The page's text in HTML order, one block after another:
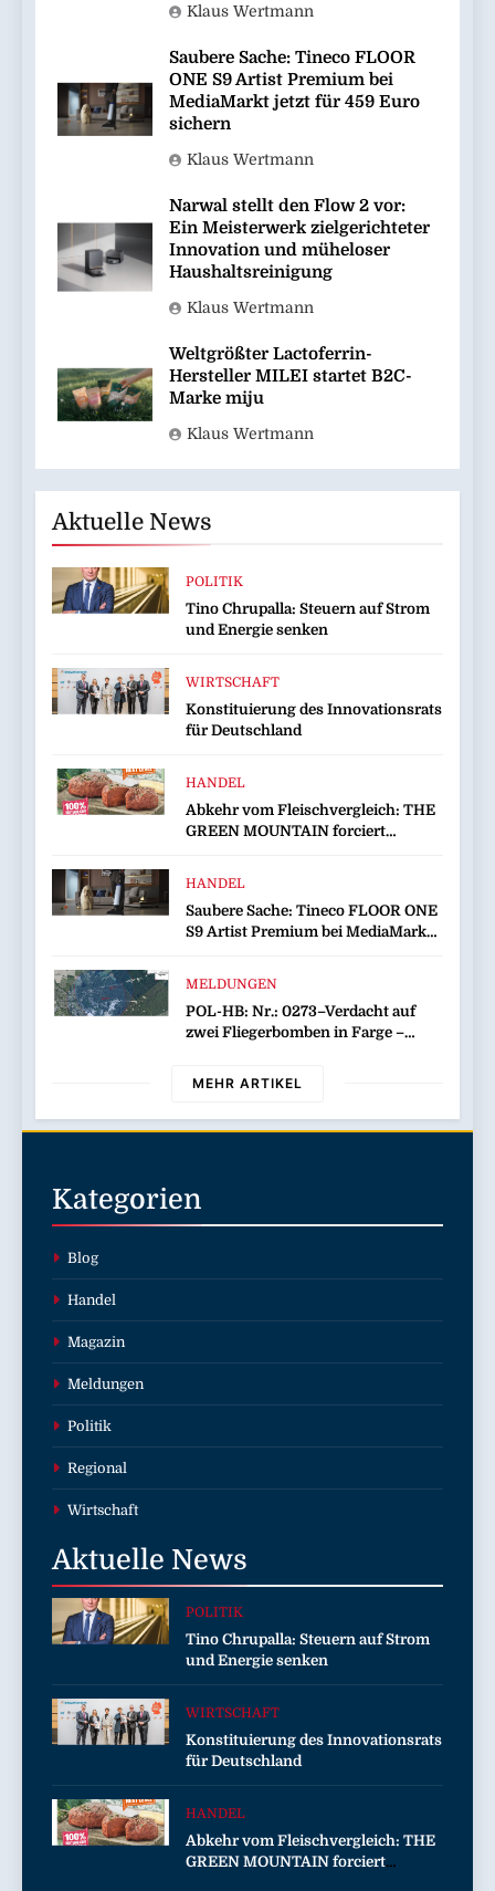
Klaus Wertmann
Saubere Sache: Tineco FLOOR
ONE S9 Artist Premium bei
MediaMarkt jetzt für 459 Euro
sichern
Klaus Wertmann
Narwal stellt den Flow 2 vor:
Ein Meisterwerk zielgerichteter
Innovation und müheloser
Haushaltsreinigung
Klaus Wertmann
Weltgrößter Lactoferrin-
Hersteller MILEI startet B2C-
Marke miju
Klaus Wertmann
Aktuelle News
POLITIK
Tino Chrupalla: Steuern auf Strom
und Energie senken
WIRTSCHAFT
Konstituierung des Innovationsrats
für Deutschland
HANDEL
Abkehr vom Fleischvergleich: THE
GREEN MOUNTAIN forciert
HANDEL
Saubere Sache: Tineco FLOOR ONE
S9 Artist Premium bei MediaMarkt
MELDUNGEN
POL-HB: Nr.: 0273–Verdacht auf
zwei Fliegerbomben in Farge –
MEHR ARTIKEL
Kategorien
Blog
Handel
Magazin
Meldungen
Politik
Regional
Wirtschaft
Aktuelle News
POLITIK
Tino Chrupalla: Steuern auf Strom
und Energie senken
WIRTSCHAFT
Konstituierung des Innovationsrats
für Deutschland
HANDEL
Abkehr vom Fleischvergleich: THE
GREEN MOUNTAIN forciert